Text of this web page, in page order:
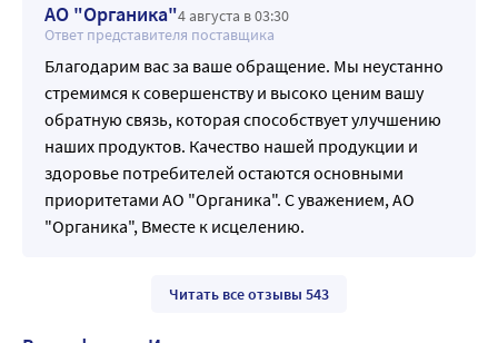
АО "Органика"4 августа в 03:30
Ответ представителя поставщика
Благодарим вас за ваше обращение. Мы неустанно
стремимся к совершенству и высоко ценим вашу
обратную связь, которая способствует улучшению
наших продуктов. Качество нашей продукции и
здоровье потребителей остаются основными
приоритетами АО "Органика". С уважением, АО
"Органика", Вместе к исцелению.
Читать все отзывы 543